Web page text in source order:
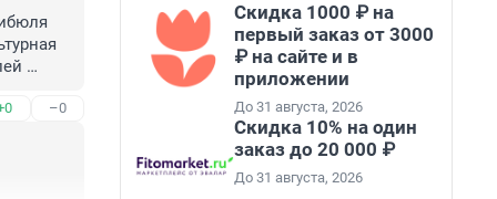
–0
Скидка 1000 ₽ на
первый заказ от 3000
₽ на сайте и в
приложении
До 31 августа, 2026
Скидка 10% на один
заказ до 20 000 ₽
До 31 августа, 2026